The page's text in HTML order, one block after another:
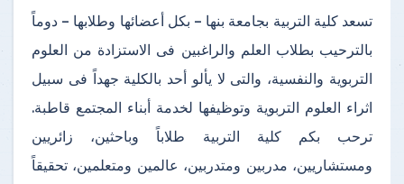
تسعد كلية التربية بجامعة بنها – بكل أعضائها وطلابها – دوماً
بالترحيب بطلاب العلم والراغبين فى الاستزادة من العلوم
التربوية والنفسية، والتى لا يألو أحد بالكلية جهداً فى سبيل
اثراء العلوم التربوية وتوظيفها لخدمة أبناء المجتمع قاطبة.
ترحب بكم كلية التربية طلاباً وباحثين، زائريين
ومستشاريين، مدربين ومتدربين، عالمين ومتعلمين، تحقيقاً